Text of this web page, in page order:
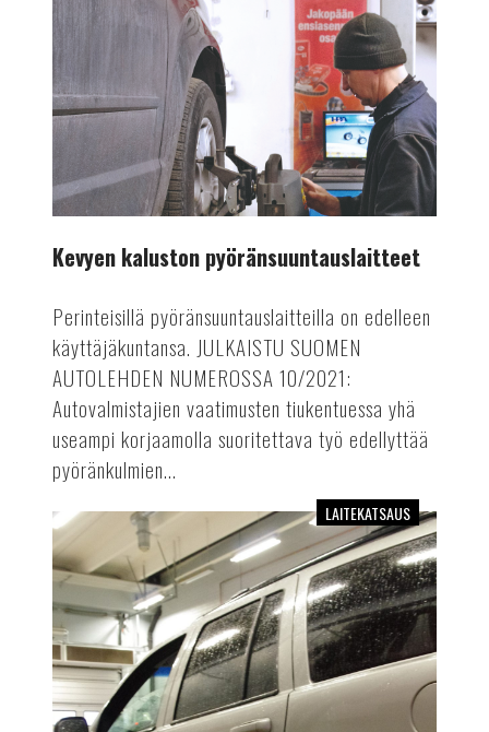
Kevyen kaluston pyöränsuuntauslaitteet
Perinteisillä pyöränsuuntauslaitteilla on edelleen
käyttäjäkuntansa. JULKAISTU SUOMEN
AUTOLEHDEN NUMEROSSA 10/2021:
Autovalmistajien vaatimusten tiukentuessa yhä
useampi korjaamolla suoritettava työ edellyttää
pyöränkulmien...
Kevyen
kaluston
testausradat
LAITEKATSAUS